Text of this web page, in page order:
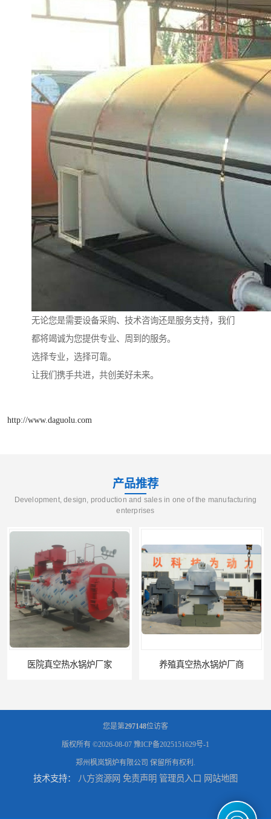
无论您是需要设备采购、技术咨询还是服务支持，我们
都将竭诚为您提供专业、周到的服务。
选择专业，选择可靠。
让我们携手共进，共创美好未来。
http://www.daguolu.com
产品推荐
Development, design, production and sales in one of the manufacturing
enterprises
医院真空热水锅炉厂家 养殖真空热水锅炉厂商
您是第297148位访客
版权所有 ©2026-08-07 豫ICP备2025151629号-1
郑州枫岚锅炉有限公司 保留所有权利.
技术支持： 八方资源网 免责声明 管理员入口 网站地图